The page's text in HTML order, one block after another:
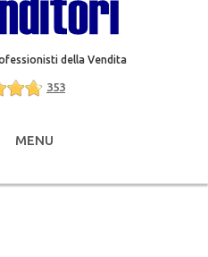
della Vendita
353
MENU